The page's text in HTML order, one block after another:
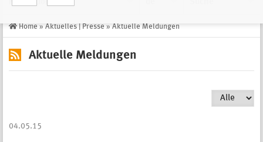
Home » Aktuelles | Presse » Aktuelle Meldungen
Aktuelle Meldungen
04.05.15